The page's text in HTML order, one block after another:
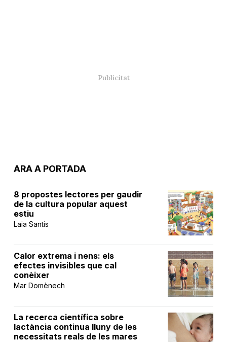
ARA A PORTADA
8 propostes lectores per gaudir
de la cultura popular aquest
estiu
Laia Santís
Calor extrema i nens: els
efectes invisibles que cal
conèixer
Mar Domènech
La recerca científica sobre
lactància continua lluny de les
necessitats reals de les mares